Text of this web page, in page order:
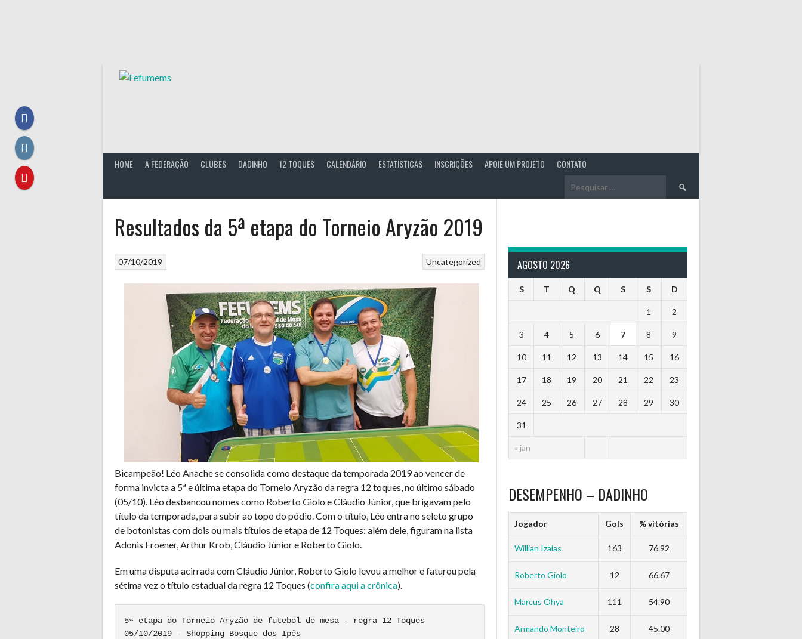
HOME A FEDERAÇÃO CLUBES DADINHO 12 TOQUES CALENDÁRIO ESTATÍSTICAS INSCRIÇÕES APOIE UM PROJETO CONTATO
Pesquisar
por:
Resultados da 5ª etapa do Torneio Aryzão 2019
Uncategorized
07/10/2019
Bicampeão! Léo Anache se consolida como destaque da temporada 2019 ao vencer de
forma invicta a 5ª e última etapa do Torneio Aryzão da regra 12 toques, no último sábado
(05/10). Léo desbancou nomes como Roberto Giolo e Cláudio Júnior, que brigavam pelo
título da temporada, para subir ao topo do pódio. Com o título, Léo entra no seleto grupo
de botonistas com dois ou mais títulos de etapa de 12 Toques: além dele, figuram na lista
Adonis Froener, Arthur Krob, Cláudio Júnior e Roberto Giolo.
Em uma disputa acirrada com Cláudio Júnior, Roberto Giolo levou a melhor e faturou pela
sétima vez o título estadual da regra 12 Toques (confira aqui a crônica).
5ª etapa do Torneio Aryzão de futebol de mesa - regra 12 Toques
05/10/2019 - Shopping Bosque dos Ipês
AGOSTO 2026
S T Q Q S S D
« jan
1 2
3 4 5 6 7 8 9
10 11 12 13 14 15 16
17 18 19 20 21 22 23
24 25 26 27 28 29 30
31
DESEMPENHO – DADINHO
Jogador Gols % vitórias
Willian Izaias 163 76.92
Roberto Giolo 12 66.67
Marcus Ohya 111 54.90
Armando Monteiro 28 45.00